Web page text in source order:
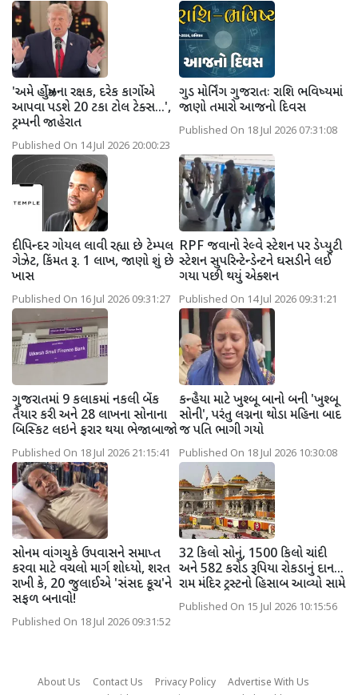
'અમે હોર્મુઝના રક્ષક, દરેક કાર્ગોએ
આપવા પડશે 20 ટકા ટોલ ટેક્સ...',
ટ્રમ્પની જાહેરાત
Published On 14 Jul 2026 20:00:23
ગુડ મોર્નિંગ ગુજરાતઃ રાશિ ભવિષ્યમાં
જાણો તમારો આજનો દિવસ
Published On 18 Jul 2026 07:31:08
દીપિન્દર ગોયલ લાવી રહ્યા છે ટેમ્પલ
ગેઝેટ, કિંમત રૂ. 1 લાખ, જાણો શું છે
ખાસ
Published On 16 Jul 2026 09:31:27
RPF જવાનો રેલ્વે સ્ટેશન પર ડેપ્યુટી
સ્ટેશન સુપરિન્ટેન્ડેન્ટને ઘસડીને લઈ
ગયા પછી થયું એક્શન
Published On 14 Jul 2026 09:31:21
ગુજરાતમાં 9 કલાકમાં નકલી બેંક
તૈયાર કરી અને 28 લાખના સોનાના
બિસ્કિટ લઇને ફરાર થયા ભેજાબાજો
Published On 18 Jul 2026 21:15:41
કન્હૈયા માટે ખુશ્બૂ બાનો બની 'ખુશ્બૂ
સોની', પરંતુ લગ્નના થોડા મહિના બાદ
જ પતિ ભાગી ગયો
Published On 18 Jul 2026 10:30:08
સોનમ વાંગચુકે ઉપવાસને સમાપ્ત
કરવા માટે વચલો માર્ગ શોધ્યો, શરત
રાખી કે, 20 જુલાઈએ 'સંસદ કૂચ'ને
સફળ બનાવો!
Published On 18 Jul 2026 09:31:52
32 કિલો સોનું, 1500 કિલો ચાંદી
અને 582 કરોડ રૂપિયા રોકડાનું દાન...
રામ મંદિર ટ્રસ્ટનો હિસાબ આવ્યો સામે
Published On 15 Jul 2026 10:15:56
About Us Contact Us Privacy Policy
Advertise With Us